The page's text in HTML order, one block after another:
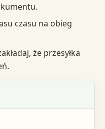
czasu na obieg
że przesyłka